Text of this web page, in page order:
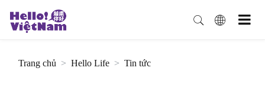
Trang chủ Hello Life Tin tức